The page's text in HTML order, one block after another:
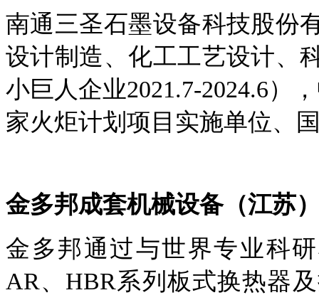
南通三圣石墨设备科技股份
设计制造、化工工艺设计、
小巨人企业2021.7-2024.6）
家火炬计划项目实施单位、
金多邦成套机械设备（江苏
金多邦通过与世界专业科
AR、HBR系列板式换热器